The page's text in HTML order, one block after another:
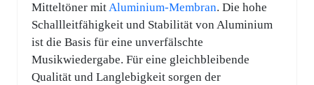
Mitteltöner mitAluminium-Membran. Die hohe
Schallleitfähigkeit und Stabilität von Aluminium
ist die Basis für eine unverfälschte
Musikwiedergabe. Für eine gleichbleibende
Qualität und Langlebigkeit sorgen der